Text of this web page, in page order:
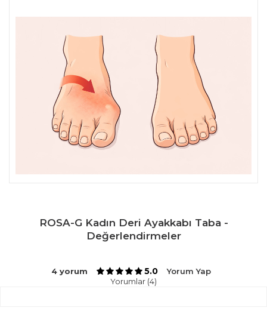
ROSA-G Kadın Deri Ayakkabı Taba -
Değerlendirmeler
4 yorum 5.0
Yorum Yap
Yorumlar (4)